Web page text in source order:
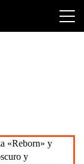
«Reborn» y
y